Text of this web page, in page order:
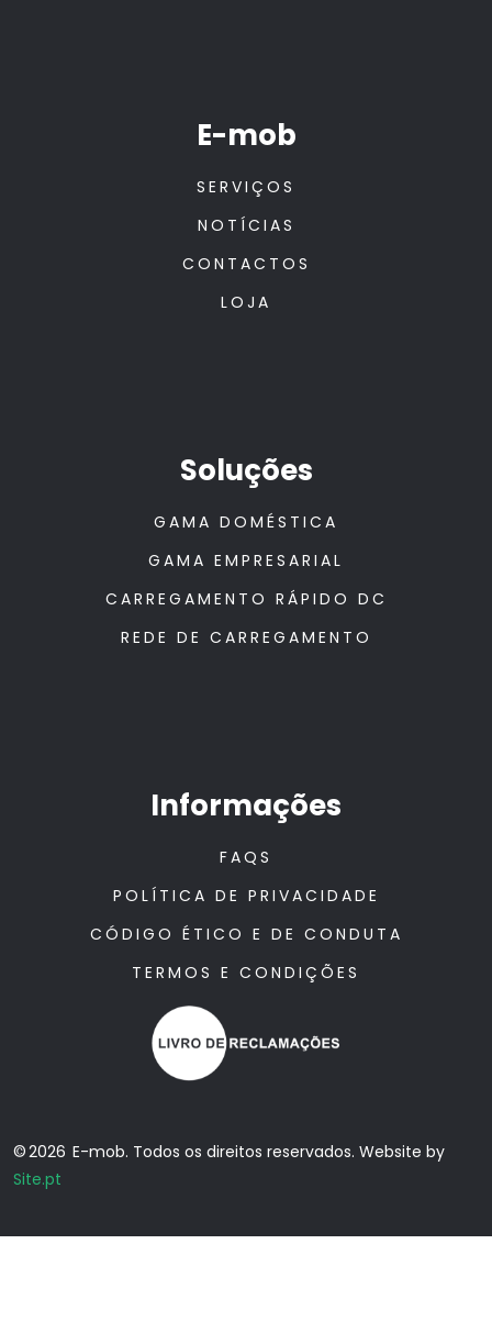
E-mob
SERVIÇOS
NOTÍCIAS
CONTACTOS
LOJA
Soluções
GAMA DOMÉSTICA
GAMA EMPRESARIAL
CARREGAMENTO RÁPIDO DC
REDE DE CARREGAMENTO
Informações
FAQS
POLÍTICA DE PRIVACIDADE
CÓDIGO ÉTICO E DE CONDUTA
TERMOS E CONDIÇÕES
© 2026 E-mob. Todos os direitos reservados. Website by
Site.pt